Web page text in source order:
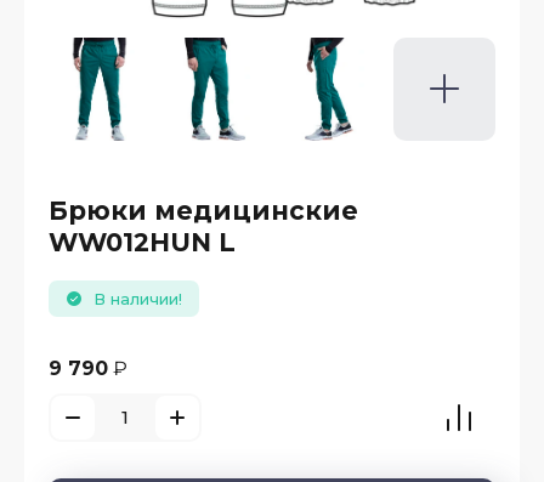
Брюки медицинские
WW012HUN L
В наличии!
9 790 ₽